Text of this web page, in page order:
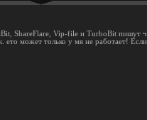
ShareFlare, Vip-file и TurboBit пишут
ето может только у мя не работает!